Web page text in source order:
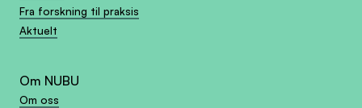
Fra forskning til praksis
Aktuelt
Om NUBU
Om oss